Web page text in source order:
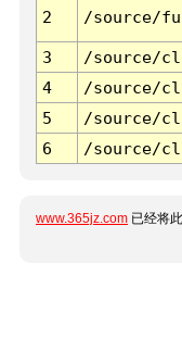
2 /source/
3 /source/
4
/source/
5
/source/
6
/source/
www.365jz.com 已经将